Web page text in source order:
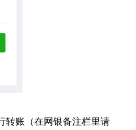
转账（在网银备注栏里请